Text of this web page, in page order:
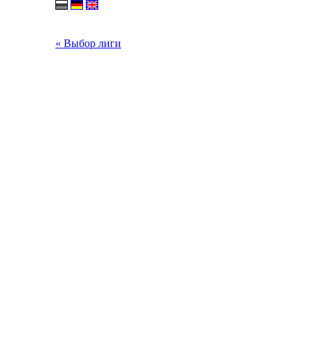
« Выбор лиги